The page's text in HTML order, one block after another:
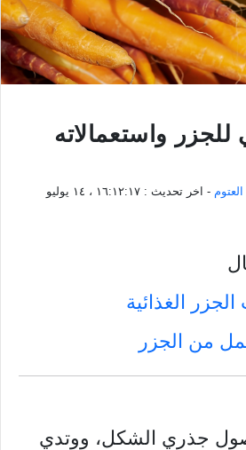
للجزر واستعمالاته
- اخر تحديث :
١٦:١٢:١٧ ، ١٤ يوليو
الغذائية
من الجزر
جذري الشكل، ووتدي